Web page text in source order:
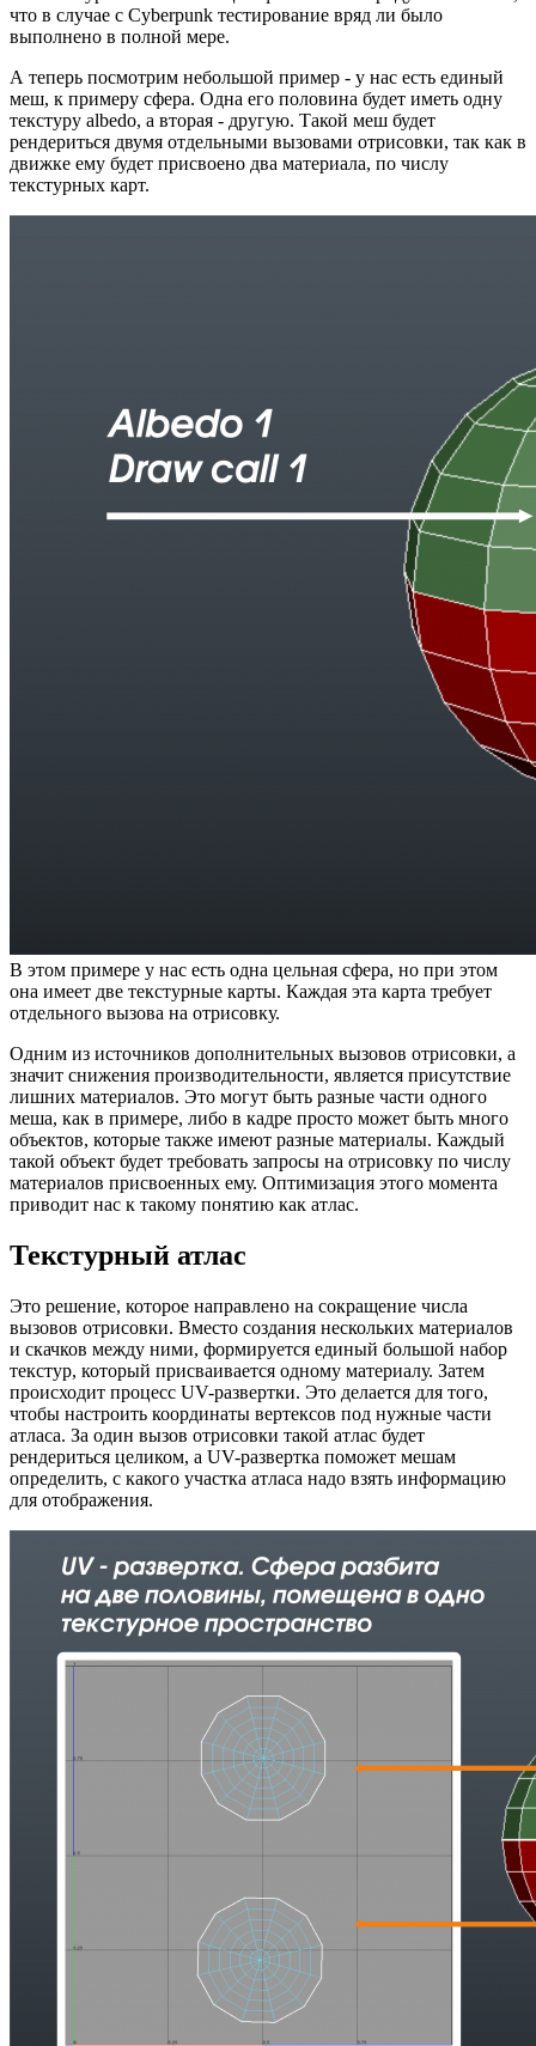
что в случае с Cyberpunk тестирование вряд ли было
выполнено в полной мере.
А теперь посмотрим небольшой пример - у нас есть единый
меш, к примеру сфера. Одна его половина будет иметь одну
текстуру albedo, а вторая - другую. Такой меш будет
рендериться двумя отдельными вызовами отрисовки, так как в
движке ему будет присвоено два материала, по числу
текстурных карт.
В этом примере у нас есть одна цельная сфера, но при этом
она имеет две текстурные карты. Каждая эта карта требует
отдельного вызова на отрисовку.
Одним из источников дополнительных вызовов отрисовки, а
значит снижения производительности, является присутствие
лишних материалов. Это могут быть разные части одного
меша, как в примере, либо в кадре просто может быть много
объектов, которые также имеют разные материалы. Каждый
такой объект будет требовать запросы на отрисовку по числу
материалов присвоенных ему. Оптимизация этого момента
приводит нас к такому понятию как атлас.
Текстурный атлас
Это решение, которое направлено на сокращение числа
вызовов отрисовки. Вместо создания нескольких материалов
и скачков между ними, формируется единый большой набор
текстур, который присваивается одному материалу. Затем
происходит процесс UV-развертки. Это делается для того,
чтобы настроить координаты вертексов под нужные части
атласа. За один вызов отрисовки такой атлас будет
рендериться целиком, а UV-развертка поможет мешам
определить, с какого участка атласа надо взять информацию
для отображения.